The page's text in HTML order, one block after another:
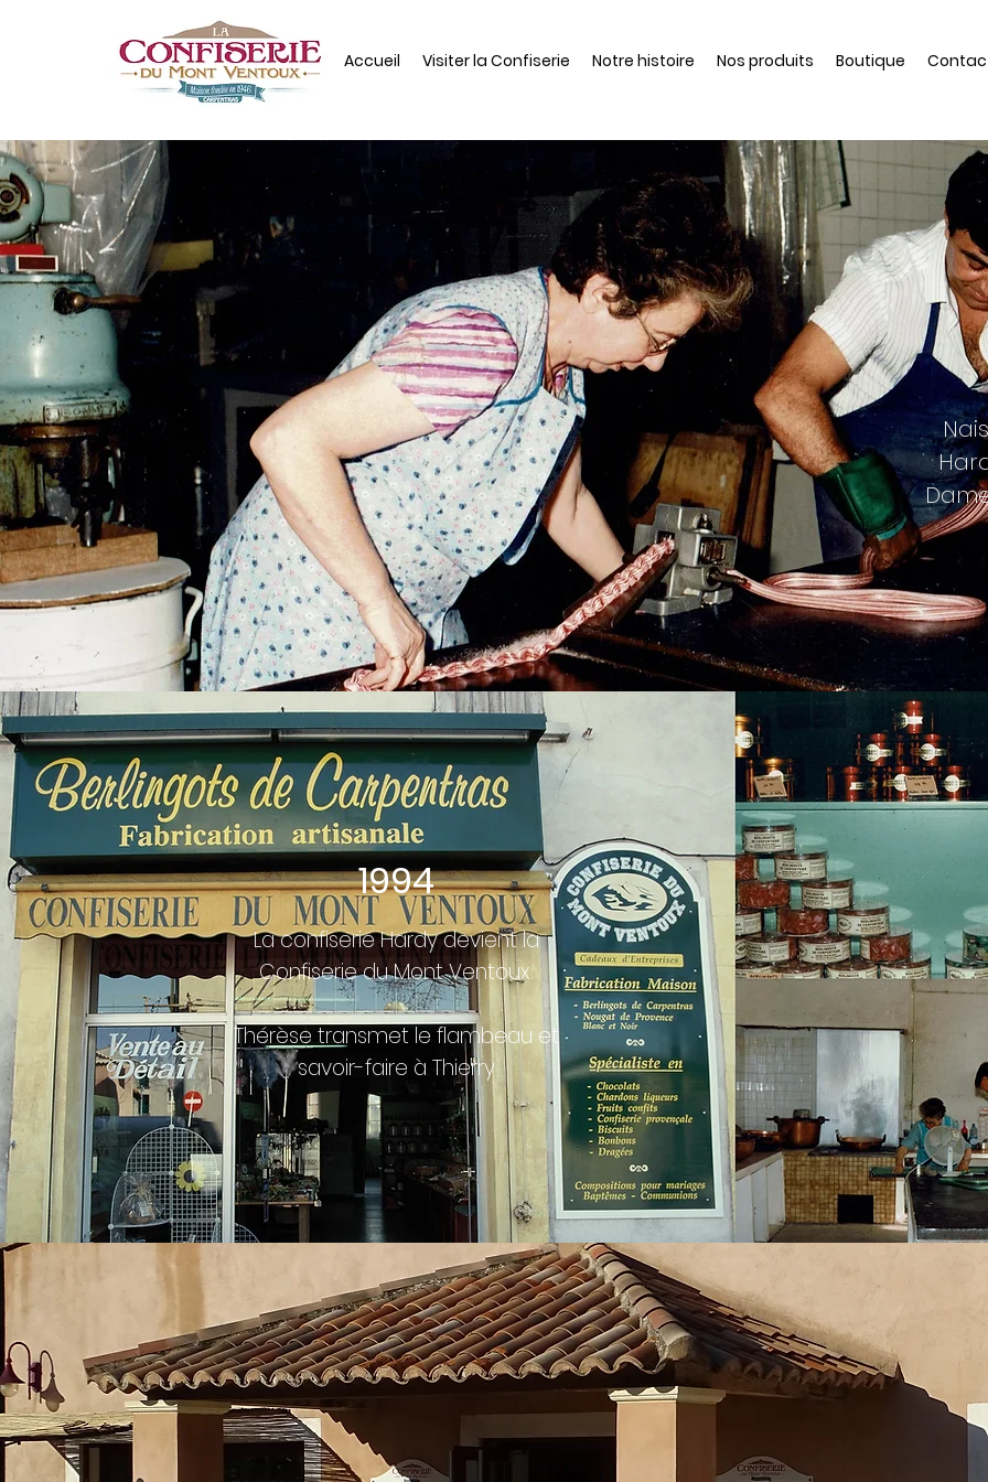
Accueil Visiter la Confiserie Notre histoire Nos produits Boutique
1994
La confiserie Hardy devient la
Confiserie du Mont Ventoux.
Thérèse transmet le flambeau et
savoir-faire à Thierry